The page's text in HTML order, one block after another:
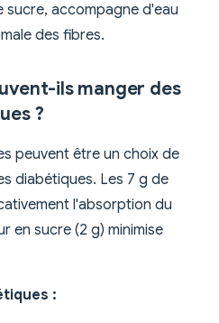
sucre, accompagne d'eau
des fibres.
ils manger des
?
peuvent être un choix de
diabétiques. Les 7 g de
l'absorption du
en sucre (2 g) minimise
: